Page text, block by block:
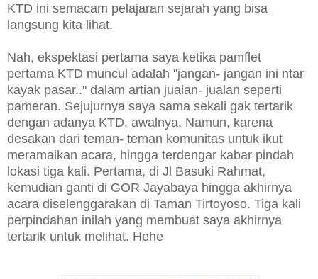
KTD ini semacam pelajaran sejarah yang bisa
langsung kita lihat.
Nah, ekspektasi pertama saya ketika pamflet
pertama KTD muncul adalah "jangan- jangan ini ntar
kayak pasar.." dalam artian jualan- jualan seperti
pameran. Sejujurnya saya sama sekali gak tertarik
dengan adanya KTD, awalnya. Namun, karena
desakan dari teman- teman komunitas untuk ikut
meramaikan acara, hingga terdengar kabar pindah
lokasi tiga kali. Pertama, di Jl Basuki Rahmat,
kemudian ganti di GOR Jayabaya hingga akhirnya
acara diselenggarakan di Taman Tirtoyoso. Tiga kali
perpindahan inilah yang membuat saya akhirnya
tertarik untuk melihat. Hehe